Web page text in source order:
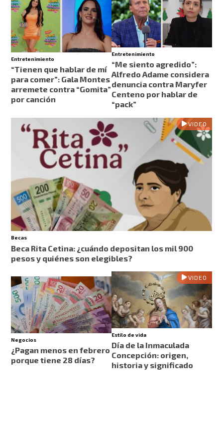
Entretenimiento
“Tienen que hablar de mí
para comer”: Gala Montes
arremete contra “Gomita”
por canción
Entretenimiento
“Me siento agredido”:
Alfredo Adame considera
denuncia contra Maryfer
Centeno por hablar de
“pack”
VIDEO
Becas
Beca Rita Cetina: ¿cuándo depositan los mil 900
pesos y quiénes son elegibles?
Negocios
¿Pagan menos en febrero
porque tiene 28 días?
VIDEO
Estilo de vida
Día de la Inmaculada
Concepción: origen,
historia y significado